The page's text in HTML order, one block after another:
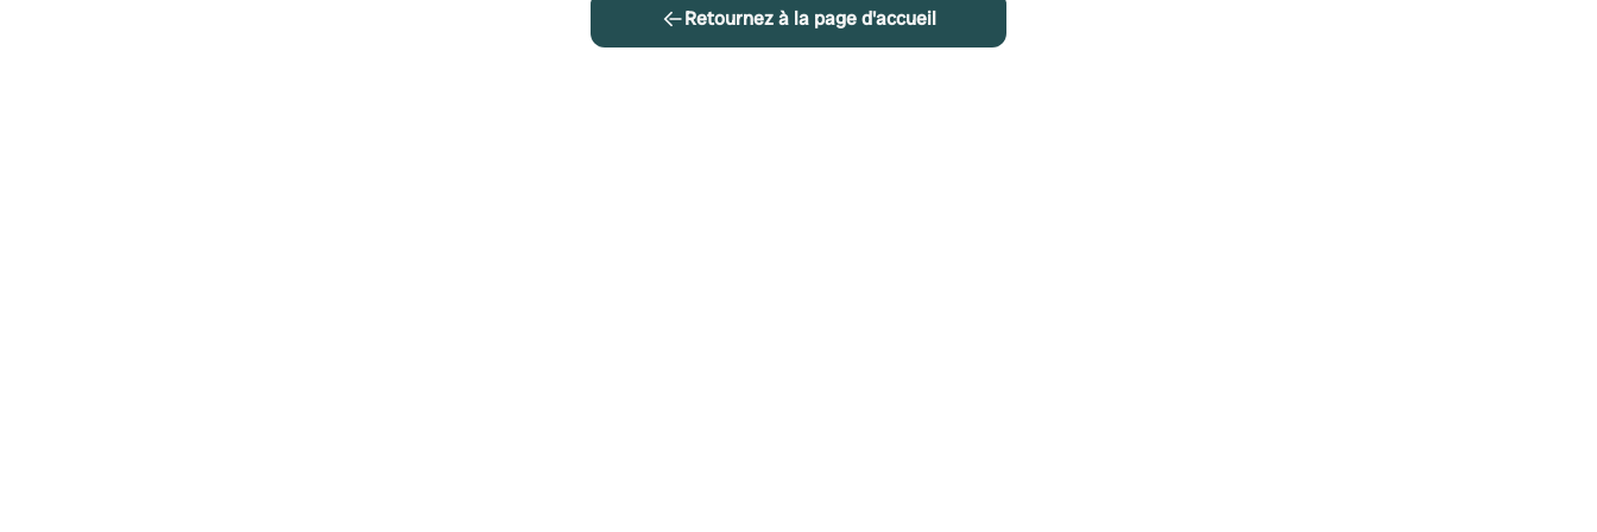
Retournez à la page d'accueil